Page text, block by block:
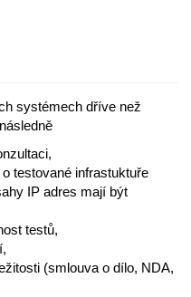
systémech dříve než
testované infrastuktuře
IP adres mají být
testů,
(smlouva o dílo, NDA,